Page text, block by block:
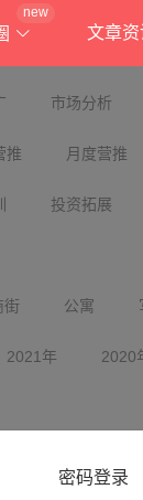
new
文章资
市场分析
推 月度营推
投资拓展
街 公寓
2021年 2020
密码登录